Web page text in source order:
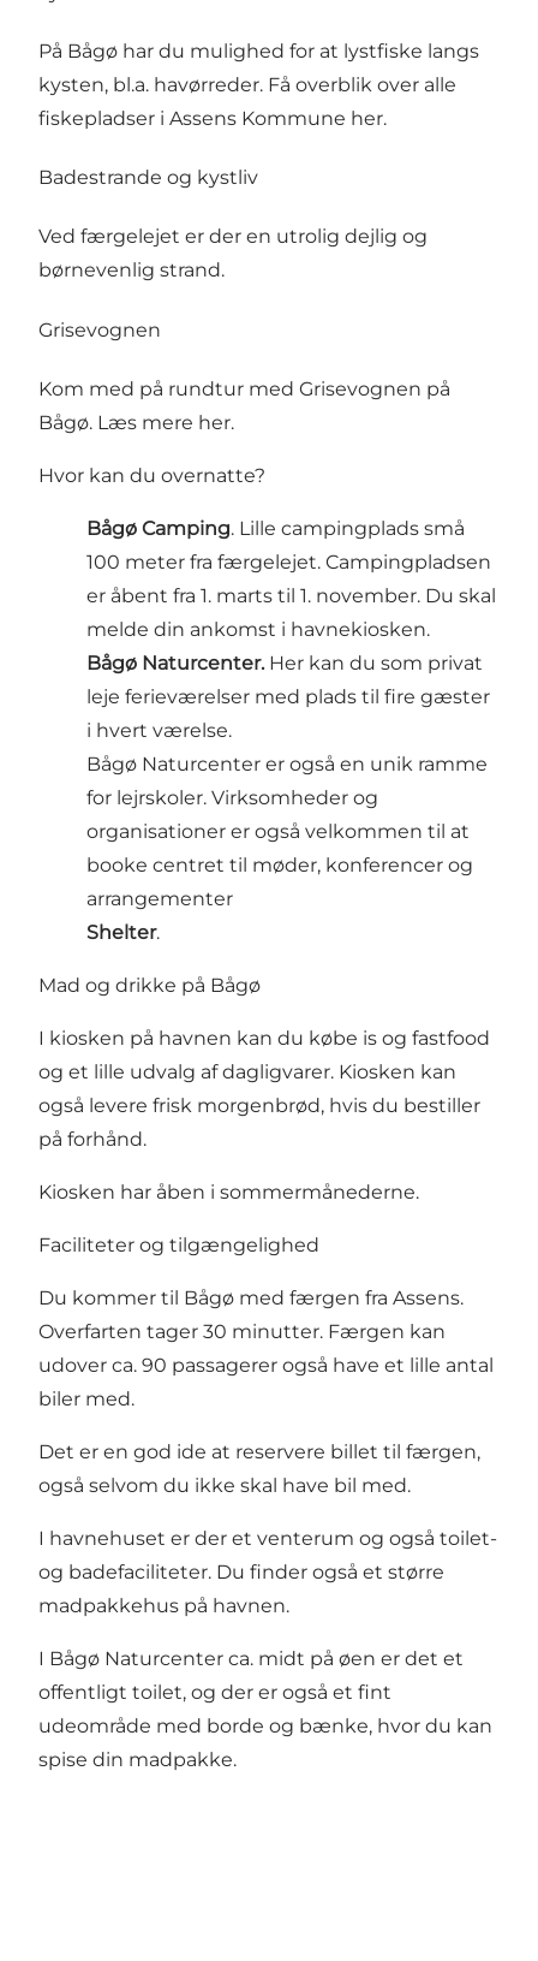
På Bågø har du mulighed for at lystfiske langs
kysten, bl.a. havørreder. Få overblik over alle
fiskepladser i Assens Kommune her.
Badestrande og kystliv
Ved færgelejet er der en utrolig dejlig og
børnevenlig strand.
Grisevognen
Kom med på rundtur med Grisevognen på
Bågø. Læs mere her.
Hvor kan du overnatte?
Bågø Camping. Lille campingplads små
100 meter fra færgelejet. Campingpladsen
er åbent fra 1. marts til 1. november. Du skal
melde din ankomst i havnekiosken.
Bågø Naturcenter. Her kan du som privat
leje ferieværelser med plads til fire gæster
i hvert værelse.
Bågø Naturcenter er også en unik ramme
for lejrskoler. Virksomheder og
organisationer er også velkommen til at
booke centret til møder, konferencer og
arrangementer
Shelter.
Mad og drikke på Bågø
I kiosken på havnen kan du købe is og fastfood
og et lille udvalg af dagligvarer. Kiosken kan
også levere frisk morgenbrød, hvis du bestiller
på forhånd.
Kiosken har åben i sommermånederne.
Faciliteter og tilgængelighed
Du kommer til Bågø med færgen fra Assens.
Overfarten tager 30 minutter. Færgen kan
udover ca. 90 passagerer også have et lille antal
biler med.
Det er en god ide at reservere billet til færgen,
også selvom du ikke skal have bil med.
I havnehuset er der et venterum og også toilet-
og badefaciliteter. Du finder også et større
madpakkehus på havnen.
I Bågø Naturcenter ca. midt på øen er det et
offentligt toilet, og der er også et fint
udeområde med borde og bænke, hvor du kan
spise din madpakke.